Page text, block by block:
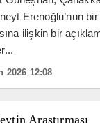
Erenoğlu’nun
ilişkin bir
2026 12:08
Araştırması